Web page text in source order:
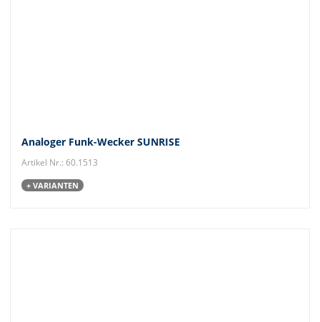
Analoger Funk-Wecker SUNRISE
Artikel Nr.: 60.1513
+ VARIANTEN